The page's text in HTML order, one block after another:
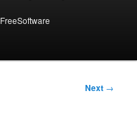
FreeSoftware
Next →